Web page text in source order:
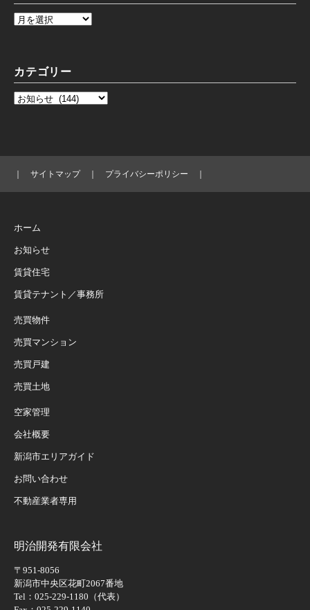
カテゴリー
サイトマップ｜ プライバシーポリシー
ホーム
お知らせ
賃貸住宅
賃貸テナント／事務所
売買物件
売買マンション
売買戸建
売買土地
空家管理
会社概要
新潟市エリアガイド
お問い合わせ
不動産業者専用
明治開発有限会社
〒951-8056
新潟市中央区花町2067番地
Tel：025-229-1180（代表）